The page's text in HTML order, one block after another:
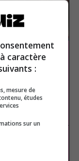
caractère
:
mesure de
études
sur un